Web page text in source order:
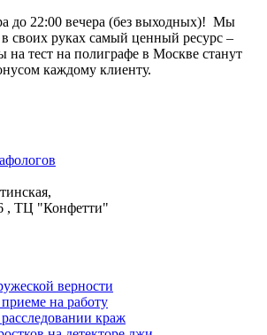
до 22:00 вечера (без выходных)! Мы
своих руках самый ценный ресурс –
тест на полиграфе в Москве станут
каждому клиенту.
, ТЦ "Конфетти"
верности
на работу
краж